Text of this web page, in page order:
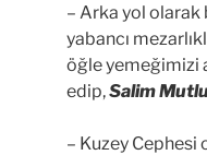
– Arka yol olarak
yabancı
öğle yemeğimizi
edip,Salim
– Kuzey Cephesi